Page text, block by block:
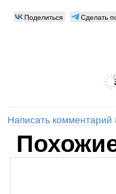
Поделиться Сделать
Написать комментарий